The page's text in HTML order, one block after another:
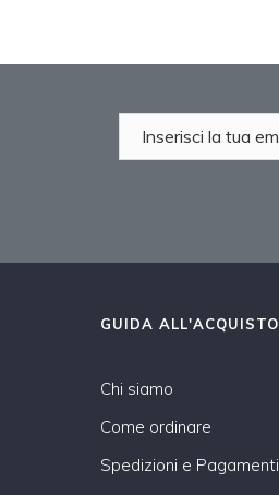
GUIDA ALL'ACQUISTO
Chi siamo
Come ordinare
Spedizioni e Pagamenti